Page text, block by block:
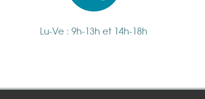
Lu-Ve : 9h-13h et 14h-18h